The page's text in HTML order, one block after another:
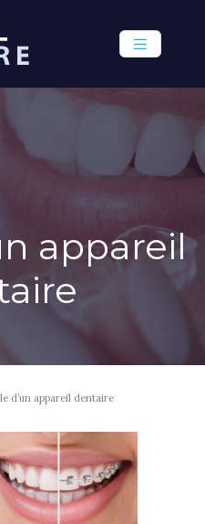
appareil
d’un appareil dentaire